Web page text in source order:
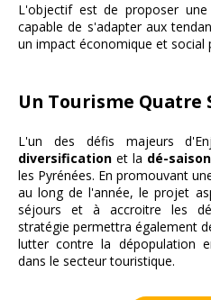
L'objectif est de proposer une
capable de s'adapter aux
un impact économique et social
Un Tourisme Quatre
L'un des défis majeurs
diversification et la dé-
les Pyrénées. En promouvant
au long de l'année, le projet
séjours et à accroitre les
stratégie permettra également
lutter contre la dépopulation
dans le secteur touristique.